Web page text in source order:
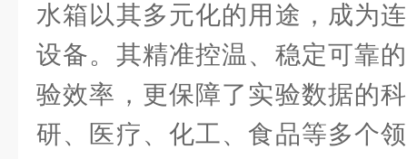
水箱以其多元化的用途，成为
设备。其精准控温、稳定可靠
验效率，更保障了实验数据的
研、医疗、化工、食品等多个